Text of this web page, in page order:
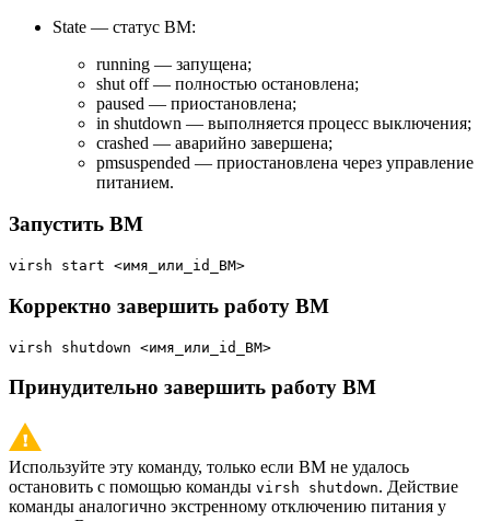
State — cтатус ВМ:
running — запущена;
shut off — полностью остановлена;
paused — приостановлена;
in shutdown — выполняется процесс выключения;
crashed — аварийно завершена;
pmsuspended — приостановлена через управление
питанием.
Запустить ВМ
virsh start <имя_или_id_ВМ>
Корректно завершить работу ВМ
virsh shutdown <имя_или_id_ВМ>
Принудительно завершить работу ВМ
Используйте эту команду, только если ВМ не удалось
остановить с помощью команды virsh shutdown. Действие
команды аналогично экстренному отключению питания у